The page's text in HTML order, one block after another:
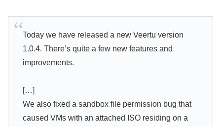
Today we have released a new Veertu version
1.0.4. There’s quite a few new features and
improvements.
[…]
We also fixed a sandbox file permission bug that
caused VMs with an attached ISO residing on a